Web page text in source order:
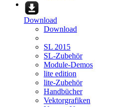
Download
Download
SL 2015
SL-Zubehör
Module-Demos
lite edition
lite-Zubehör
Handbücher
Vektorgrafiken